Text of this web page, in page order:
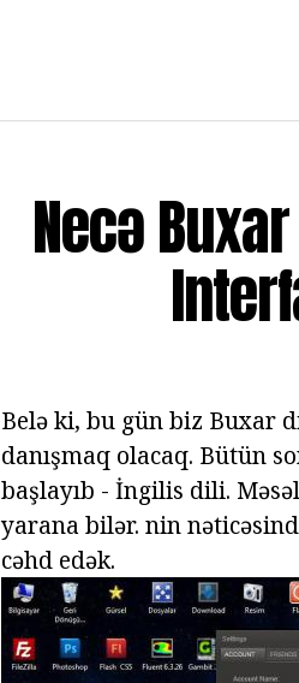
Necə
Belə ki, bu gün biz Buxar
danışmaq olacaq. Bütün
başlayıb - İngilis dili.
yarana bilər. nin
cəhd edək.